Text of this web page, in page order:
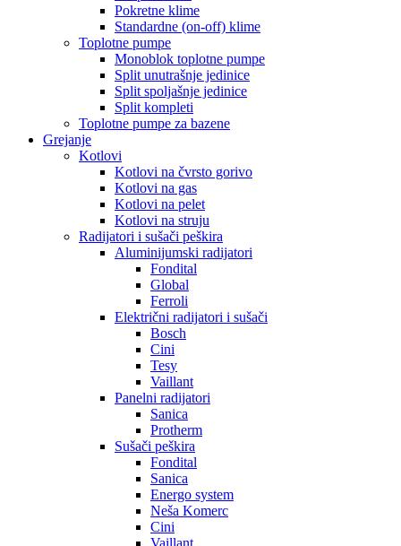
Pokretne klime
Standardne (on-off) klime
Toplotne pumpe
Monoblok toplotne pumpe
Split unutrašnje jedinice
Split spoljašnje jedinice
Split kompleti
Toplotne pumpe za bazene
Grejanje
Kotlovi
Kotlovi na čvrsto gorivo
Kotlovi na gas
Kotlovi na pelet
Kotlovi na struju
Radijatori i sušači peškira
Aluminijumski radijatori
Fondital
Global
Ferroli
Električni radijatori i sušači
Bosch
Cini
Tesy
Vaillant
Panelni radijatori
Sanica
Protherm
Sušači peškira
Fondital
Sanica
Energo system
Neša Komerc
Cini
Vaillant